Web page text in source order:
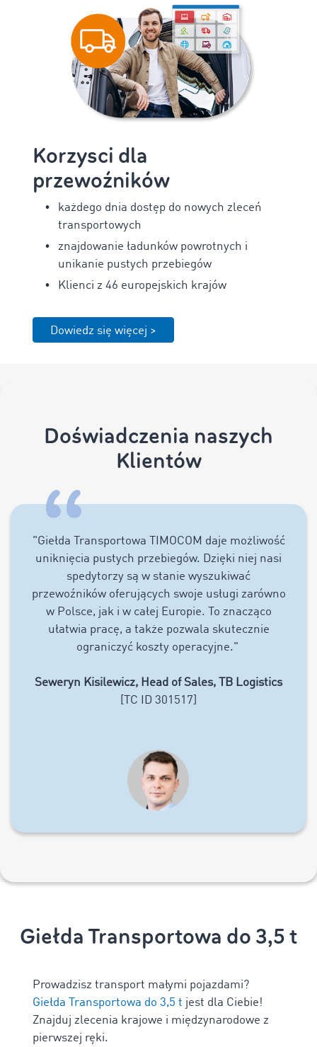
Korzysci dla
przewoźników
każdego dnia dostęp do nowych zleceń
transportowych
znajdowanie ładunków powrotnych i
unikanie pustych przebiegów
Klienci z 46 europejskich krajów
Dowiedz się więcej >
Doświadczenia naszych
Klientów
"Giełda Transportowa TIMOCOM daje możliwość
uniknięcia pustych przebiegów. Dzięki niej nasi
spedytorzy są w stanie wyszukiwać
przewoźników oferujących swoje usługi zarówno
w Polsce, jak i w całej Europie. To znacząco
ułatwia pracę, a także pozwala skutecznie
ograniczyć koszty operacyjne."
Seweryn Kisilewicz, Head of Sales, TB Logistics
[TC ID 301517]
Giełda Transportowa do 3,5 t
Prowadzisz transport małymi pojazdami?
Giełda Transportowa do 3,5 t jest dla Ciebie!
Znajduj zlecenia krajowe i międzynarodowe z
pierwszej ręki.